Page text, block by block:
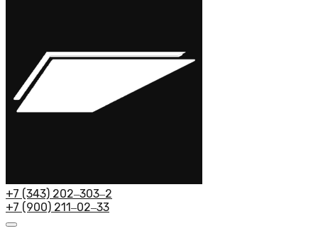
+7 (343) 202‒303‒2
+7 (900) 211‒02‒33